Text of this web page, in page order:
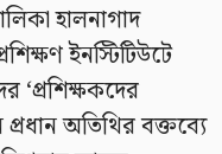
হালনাগাদ
ইনস্টিটিউটে
‘প্রশিক্ষকদের
প্রধান অতিথির বক্তব্যে